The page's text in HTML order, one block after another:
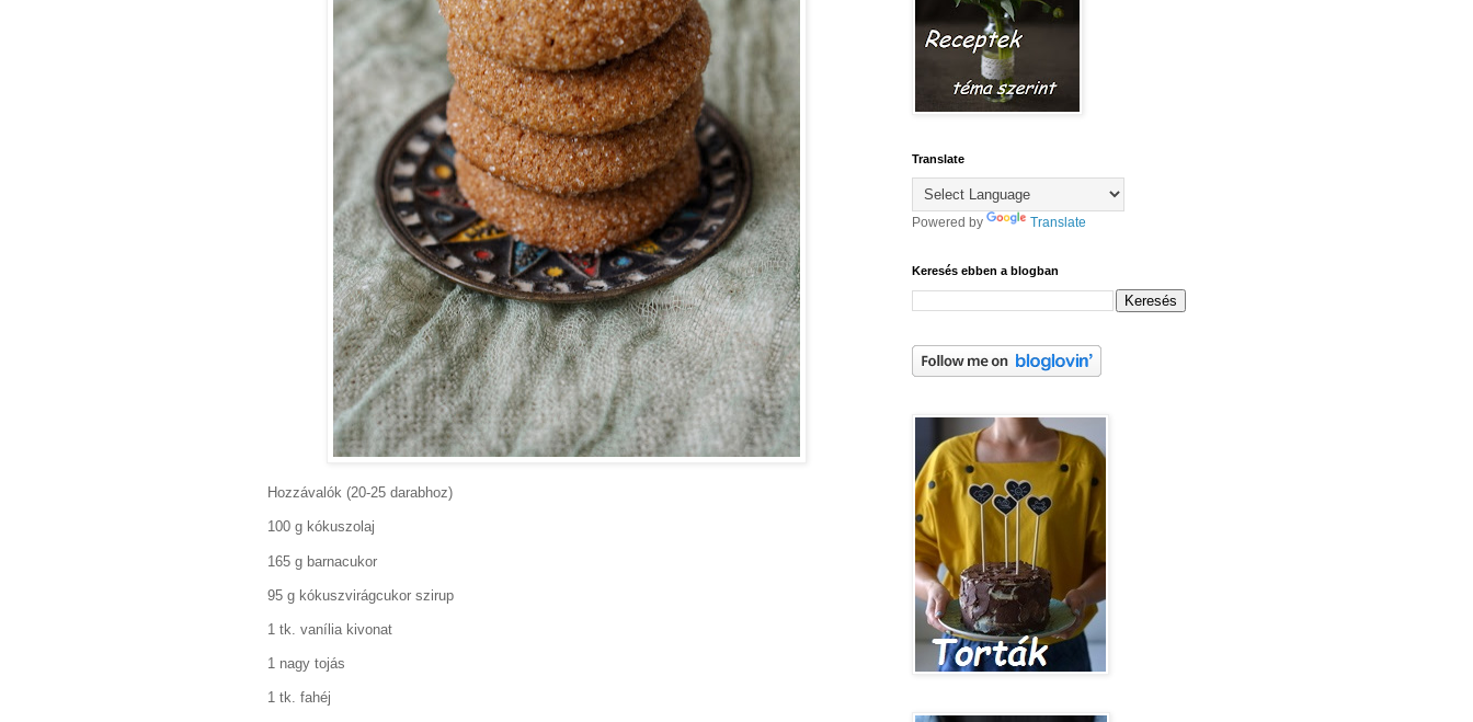
Hozzávalók (20-25 darabhoz)
100 g kókuszolaj
165 g barnacukor
95 g kókuszvirágcukor szirup
1 tk. vanília kivonat
1 nagy tojás
1 tk. fahéj
Translate
Powered by Translate
Keresés ebben a blogban